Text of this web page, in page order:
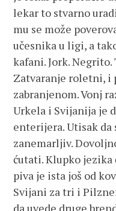
lekar to stvarno
mu se može
učesnika u ligi, a
kafani. Jork.
Zatvaranje roletni, i
zabranjenom. Vonj
Urkela i Svijanija je
enterijera. Utisak da
zanemarljiv.
ćutati. Klupko
piva je ista još od
Svijani za tri i
da uvede druge